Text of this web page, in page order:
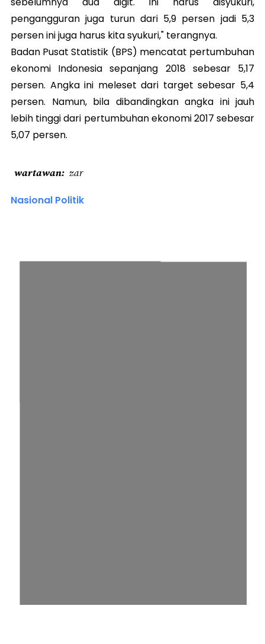
pengangguran juga turun dari 5,9 persen jadi 5,3
persen ini juga harus kita syukuri," terangnya.
Badan Pusat Statistik (BPS) mencatat pertumbuhan
ekonomi Indonesia sepanjang 2018 sebesar 5,17
persen. Angka ini meleset dari target sebesar 5,4
persen. Namun, bila dibandingkan angka ini jauh
lebih tinggi dari pertumbuhan ekonomi 2017 sebesar
5,07 persen.
wartawan zar
Nasional Politik